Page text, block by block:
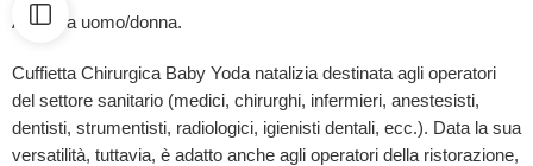
Adatta a uomo/donna.
Cuffietta Chirurgica Baby Yoda natalizia destinata agli operatori
del settore sanitario (medici, chirurghi, infermieri, anestesisti,
dentisti, strumentisti, radiologici, igienisti dentali, ecc.). Data la sua
versatilità, tuttavia, è adatto anche agli operatori della ristorazione,